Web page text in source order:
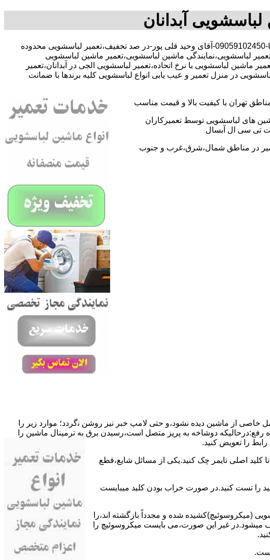
آبدانان
با-09059102450-آقای وحید قلی پور-در صد تخفیف،تعمیر لباسشویی محدوده
لباسشویی،نمایندگی ماشین لباسشویی،تعمیر ماشین لباسشویی
ماشین لباسشویی با نرخ اتحاده،تعمیر لباسشویی الجی در آبدانان،تعمیر
در منزل تعمیر و عیب یابی انواع لباسشویی کلیه برندها با ضمانت
تهران با کیفیت بالا و قیمت مناسب
های لباسشویی توسط تعمیرکاران
تی سی ال آبسال
در مناطق شمال،شرق،غرب و جنوب
ﺧﺎﺻﯽ از ﻣﺎﺷﯿﻦ دﯾﺪه نشود،و حتی ﻻﻣﭗ ﺧﺒﺮ ﻧﯿﺰ روﺷﻦ ﻧگردد؛ موارد زیر را
دوﺷﺎﺧﻪ و ﯾﺎ ﮐﺎﺑﻞ راﺑﻂ ﻣﻌﯿﻮب ﺷﺪه است.نحوه رفع:درحالیکه دوﺷﺎﺧﻪ ﺑﻪ ﭘﺮﯾﺰ ﻣﺘﺼﻞ اﺳﺖ،رﺳﯿﺪن ﺑﺮق ﺑﻪ ﺗﺮﻣﯿﻨﺎل ﻣﺎﺷﯿﻦ را
را ﺗﻌﻮﯾﺾ کنید.
ﺗﺎ ﮐﻠﯿﺪ اﺻﻠﯽ ﺗﺎﯾﻤﺮ چک کنید.یکی از مسائل شایع،ﻗﻄﻊ
را ﺗﺴﺖ ﮐﻨﯿﺪ.در ﺻﻮرت ﺧﺮاب ﺑﻮدن ﮐﻠﯿﺪ میبایست
(ﻣﯿﮑﺮوﺳﻮﺋﯿﭻ)کشیده شده و مجدداً بازگشته اند،را
میشود.در ﻏﯿﺮ اﯾﻦ ﺻﻮرت،می بایست ﻣﯿﮑﺮوﺳﻮﺋﯿﭻ را